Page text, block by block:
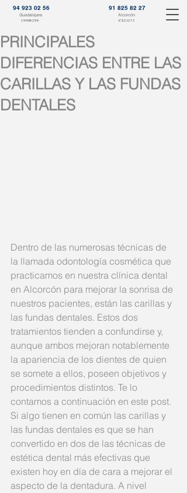
94 923 02 56
Guadalajara
19006296
91 825 82 27
Alcorcón
CS21233
PRINCIPALES
DIFERENCIAS ENTRE LAS
CARILLAS Y LAS FUNDAS
DENTALES
Dentro de las numerosas técnicas de
la llamada odontología cosmética que
practicamos en nuestra clínica dental
en Alcorcón para mejorar la sonrisa de
nuestros pacientes, están las carillas y
las fundas dentales. Estos dos
tratamientos tienden a confundirse y,
aunque ambos mejoran notablemente
la apariencia de los dientes de quien
se somete a ellos, poseen objetivos y
procedimientos distintos. Te lo
contamos a continuación en este post.
Si algo tienen en común las carillas y
las fundas dentales es que se han
convertido en dos de las técnicas de
estética dental más efectivas que
existen hoy en día de cara a mejorar el
aspecto de la dentadura. A nivel